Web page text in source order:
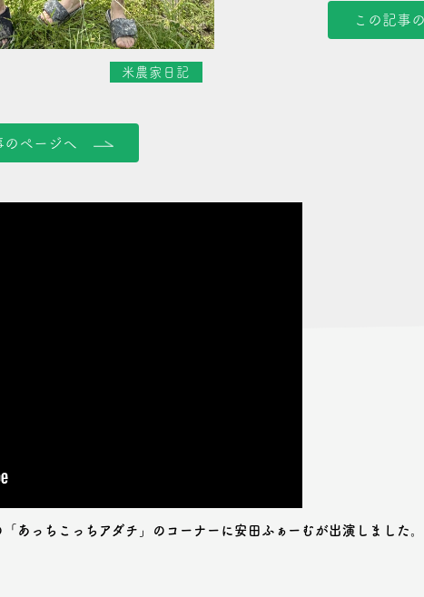
米農家日記
のページへ
この記事
っちこっちアダチ」のコーナーに安田ふぁーむが出演しました。